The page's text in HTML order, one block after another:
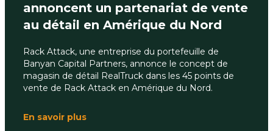
annoncent un partenariat de vente
au détail en Amérique du Nord
Rack Attack, une entreprise du portefeuille de
Banyan Capital Partners, annonce le concept de
magasin de détail RealTruck dans les 45 points de
vente de Rack Attack en Amérique du Nord.
En savoir plus